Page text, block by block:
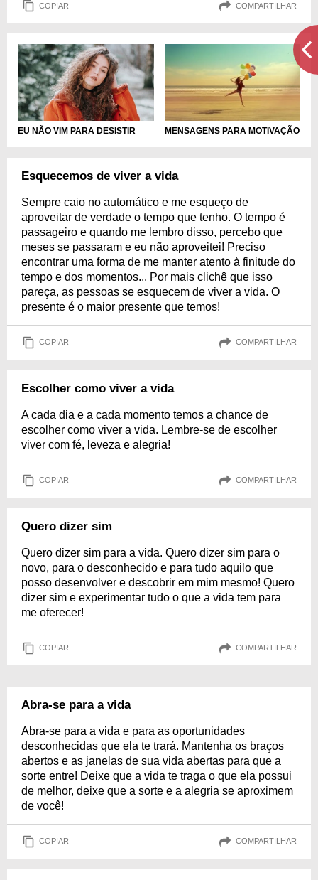
COPIAR COMPARTILHAR
EU NÃO VIM PARA DESISTIR MENSAGENS PARA MOTIVAÇÃO
Esquecemos de viver a vida
Sempre caio no automático e me esqueço de
aproveitar de verdade o tempo que tenho. O tempo é
passageiro e quando me lembro disso, percebo que
meses se passaram e eu não aproveitei! Preciso
encontrar uma forma de me manter atento à finitude do
tempo e dos momentos... Por mais clichê que isso
pareça, as pessoas se esquecem de viver a vida. O
presente é o maior presente que temos!
COPIAR COMPARTILHAR
Escolher como viver a vida
A cada dia e a cada momento temos a chance de
escolher como viver a vida. Lembre-se de escolher
viver com fé, leveza e alegria!
COPIAR COMPARTILHAR
Quero dizer sim
Quero dizer sim para a vida. Quero dizer sim para o
novo, para o desconhecido e para tudo aquilo que
posso desenvolver e descobrir em mim mesmo! Quero
dizer sim e experimentar tudo o que a vida tem para
me oferecer!
COPIAR COMPARTILHAR
Abra-se para a vida
Abra-se para a vida e para as oportunidades
desconhecidas que ela te trará. Mantenha os braços
abertos e as janelas de sua vida abertas para que a
sorte entre! Deixe que a vida te traga o que ela possui
de melhor, deixe que a sorte e a alegria se aproximem
de você!
COPIAR COMPARTILHAR